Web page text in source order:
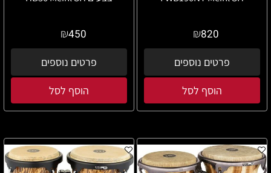
₪820
פרטים נוספים
הוסף לסל
₪450
פרטים נוספים
הוסף לסל